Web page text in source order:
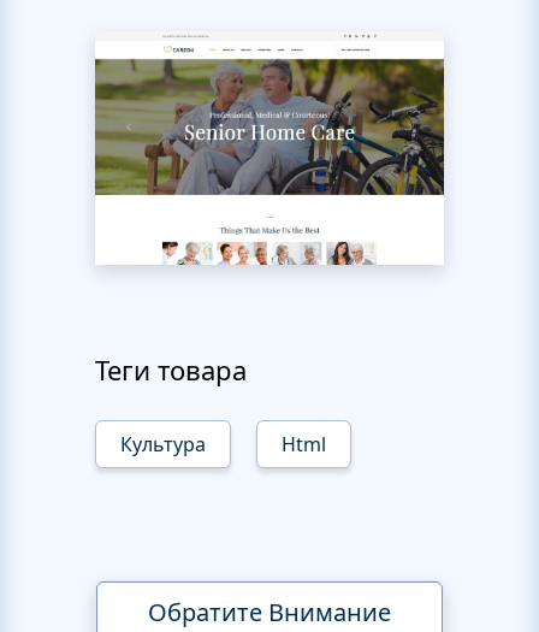
Теги товара
Культура Html
Обратите Внимание